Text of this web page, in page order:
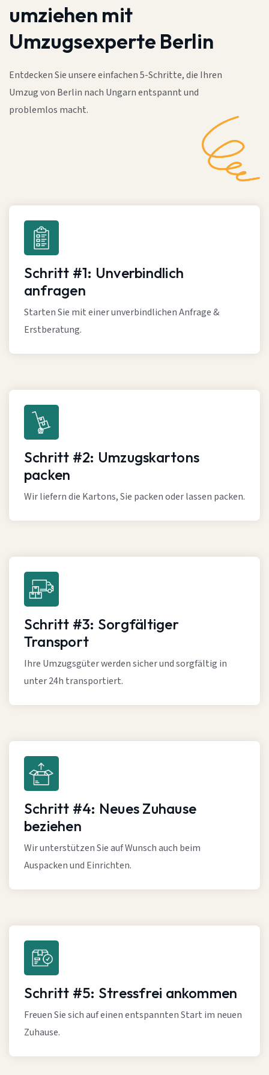
umziehen mit
Umzugsexperte Berlin
Entdecken Sie unsere einfachen 5-Schritte, die Ihren
Umzug von Berlin nach Ungarn entspannt und
problemlos macht.
Schritt #1: Unverbindlich
anfragen
Starten Sie mit einer unverbindlichen Anfrage &
Erstberatung.
Schritt #2: Umzugskartons
packen
Wir liefern die Kartons, Sie packen oder lassen packen.
Schritt #3: Sorgfältiger
Transport
Ihre Umzugsgüter werden sicher und sorgfältig in
unter 24h transportiert.
Schritt #4: Neues Zuhause
beziehen
Wir unterstützen Sie auf Wunsch auch beim
Auspacken und Einrichten.
Schritt #5: Stressfrei ankommen
Freuen Sie sich auf einen entspannten Start im neuen
Zuhause.